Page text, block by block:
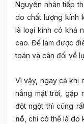
Nguyên nhân tiếp
do chất lượng kính
là loại kính có khả
cao. Để làm được
toán và cân đối về
Vì vậy, ngay cả khi
nắng mặt trời, gặp
đột ngột thì cũng
nổ , chỉ có thể là